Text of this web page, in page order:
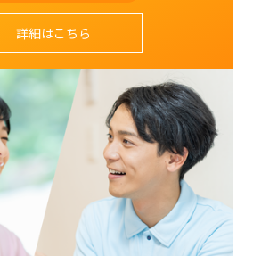
詳細はこちら